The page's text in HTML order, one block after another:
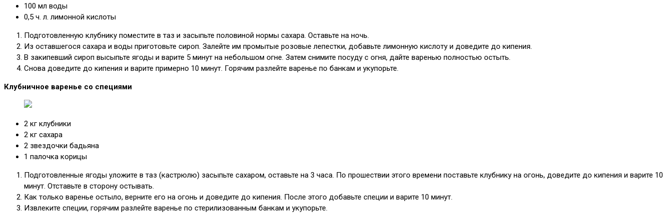
100 мл воды
0,5 ч. л. лимонной кислоты
Подготовленную клубнику поместите в таз и засыпьте половиной нормы сахара. Оставьте на ночь.
Из оставшегося сахара и воды приготовьте сироп. Залейте им промытые розовые лепестки, добавьте лимонную кислоту и доведите до кипения.
В закипевший сироп высыпьте ягоды и варите 5 минут на небольшом огне. Затем снимите посуду с огня, дайте варенью полностью остыть.
Снова доведите до кипения и варите примерно 10 минут. Горячим разлейте варенье по банкам и укупорьте.
Клубничное варенье со специями
2 кг клубники
2 кг сахара
2 звездочки бадьяна
1 палочка корицы
Подготовленные ягоды уложите в таз (кастрюлю) засыпьте сахаром, оставьте на 3 часа. По прошествии этого времени поставьте клубнику на огонь, доведите до кипения и варите 10
минут. Отставьте в сторону остывать.
Как только варенье остыло, верните его на огонь и доведите до кипения. После этого добавьте специи и варите 10 минут.
Извлеките специи, горячим разлейте варенье по стерилизованным банкам и укупорьте.